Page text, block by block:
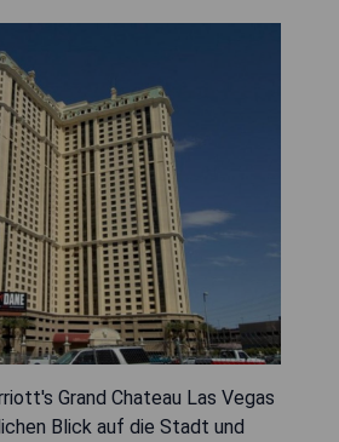
Grand Chateau Las Vegas
Blick auf die Stadt und